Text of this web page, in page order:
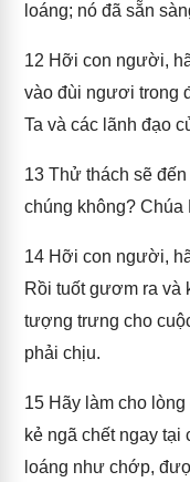
loáng; nó đã sẵn
12 Hỡi con người,
vào đùi ngươi trong
Ta và các lãnh đạo
13 Thử thách sẽ
chúng không? Chúa
14 Hỡi con người,
Rồi tuốt gươm ra và
tượng trưng cho
phải chịu.
15 Hãy làm cho
kẻ ngã chết ngay
loáng như chớp,